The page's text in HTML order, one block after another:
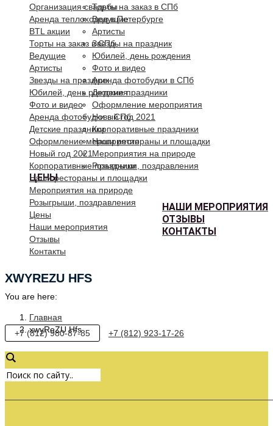
Торты на заказ в СПб
Ведущие
Артисты
Звезды на праздник
Юбилей, день рождения
Фото и видео
Аренда фотобудки в СПб
Детские праздники
Оформление мероприятия
Новый год 2021
Корпоративные праздники
Наши рестораны и площадки
Мероприятия на природе
Розыгрыши, поздравления
ЦЕНЫ
НАШИ МЕРОПРИЯТИЯ
ОТЗЫВЫ
КОНТАКТЫ
Организация свадьбы
Аренда теплоходов в Петербурге
BTL акции
Торты на заказ в СПб
Ведущие
Артисты
Звезды на праздник
Юбилей, день рождения
Фото и видео
Аренда фотобудки в СПб
Детские праздники
Оформление мероприятия
Новый год 2021
Корпоративные праздники
Наши рестораны и площадки
Мероприятия на природе
Розыгрыши, поздравления
Цены
Наши мероприятия
Отзывы
Контакты
XWYREZU HFS
You are here:
Главная
xwyReZU Hfs
+7 (812) 980-87-85 +7 (812) 923-17-26